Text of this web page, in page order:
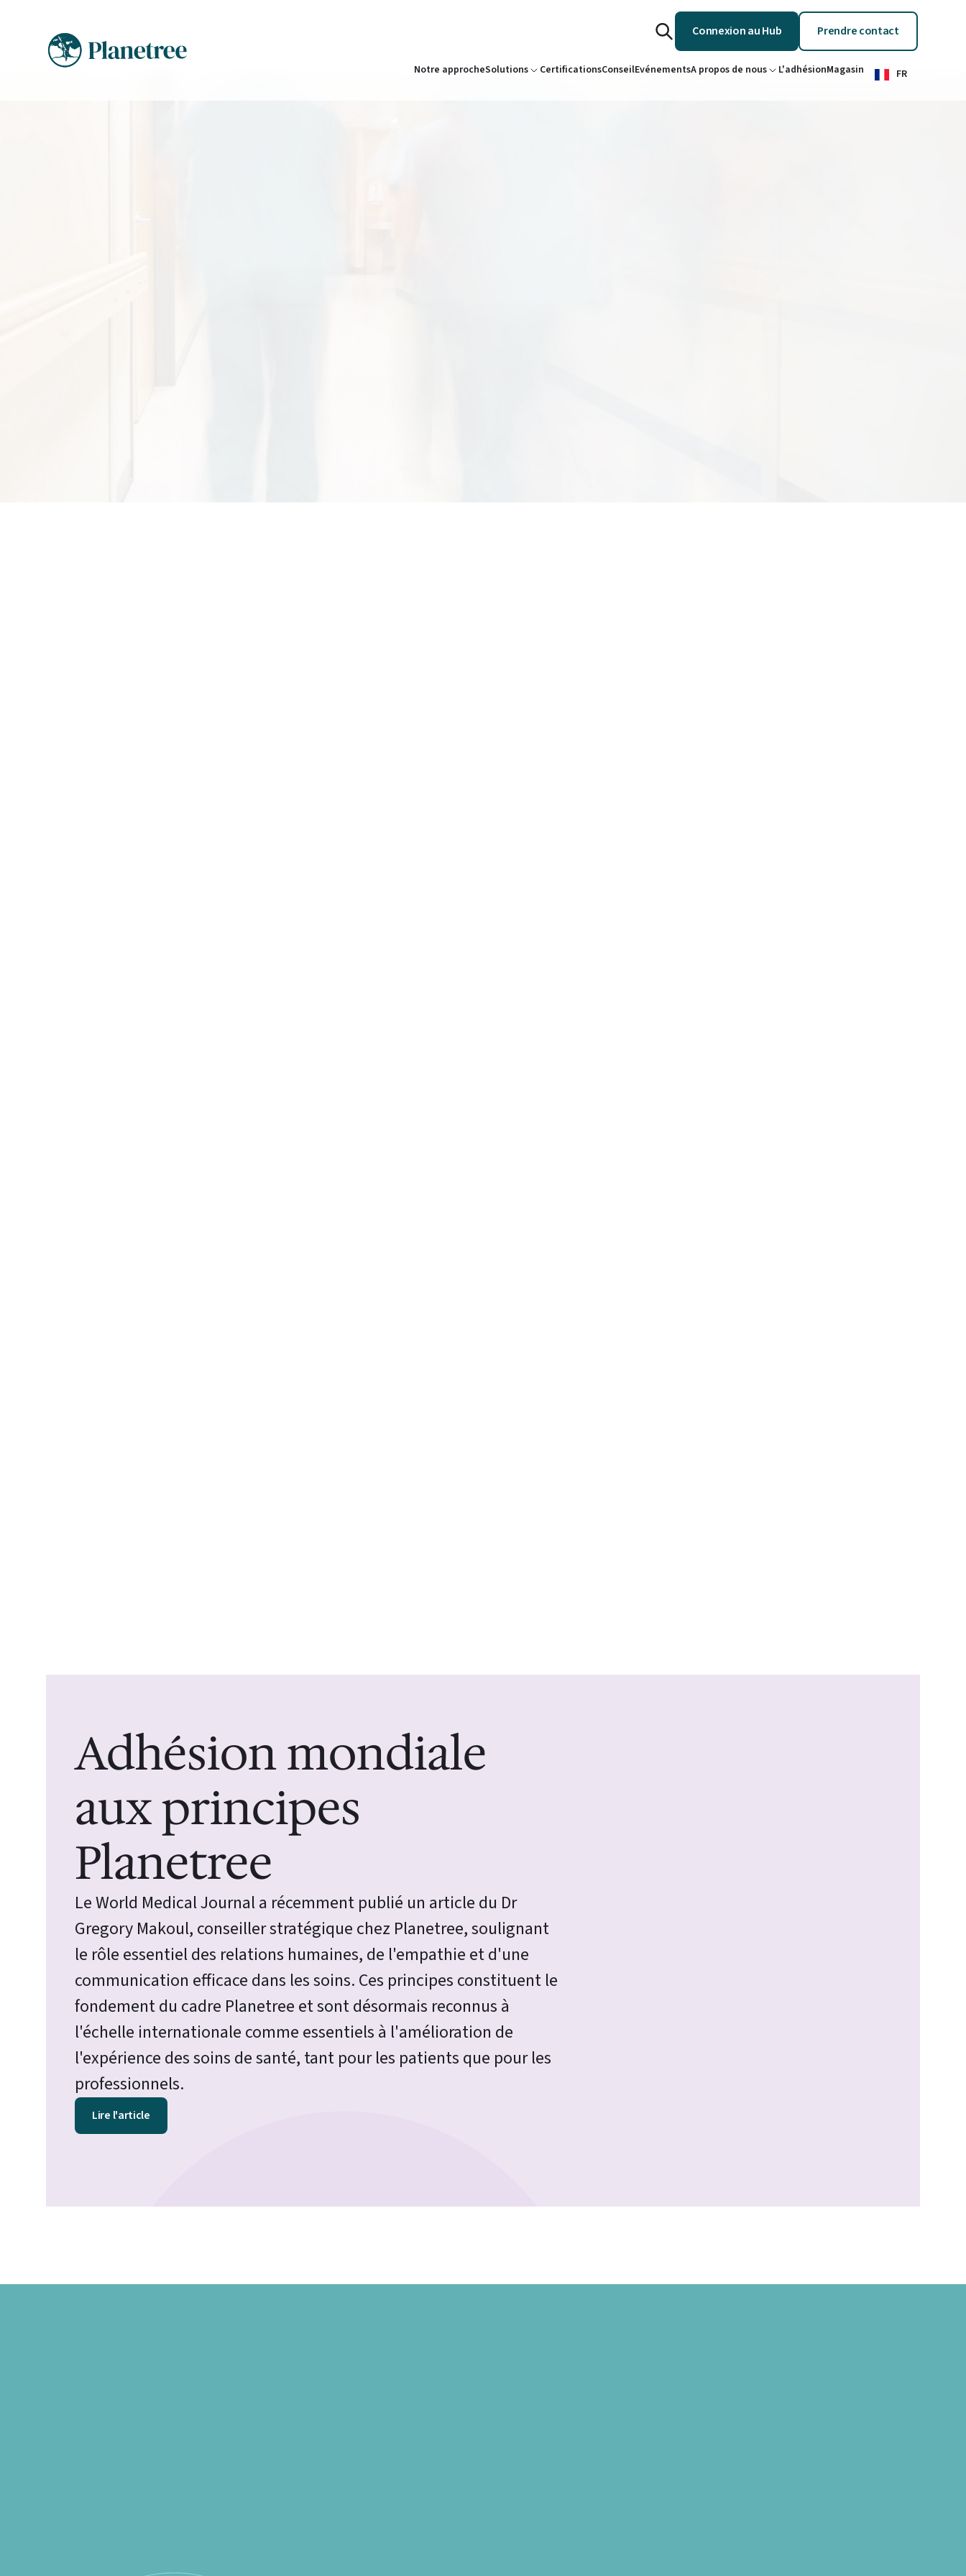
Notre approcheSolutions CertificationsConseilEvénementsA propos de nous L'adhésionMagasin FR
Connexion au Hub Prendre contact
Adhésion mondiale
aux principes
Planetree
Le World Medical Journal a récemment publié un article du Dr
Gregory Makoul, conseiller stratégique chez Planetree, soulignant
le rôle essentiel des relations humaines, de l'empathie et d'une
communication efficace dans les soins. Ces principes constituent le
fondement du cadre Planetree et sont désormais reconnus à
l'échelle internationale comme essentiels à l'amélioration de
l'expérience des soins de santé, tant pour les patients que pour les
professionnels.
Lire l'article